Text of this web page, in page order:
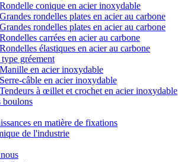
Rondelle conique en acier inoxydable
Grandes rondelles plates en acier au carbone
Grandes rondelles plates en acier au carbone
Rondelles carrées en acier au carbone
Rondelles élastiques en acier au carbone
gréement
Manille en acier inoxydable
Serre-câble en acier inoxydable
Tendeurs à œillet et crochet en acier inoxydable
boulons
en matière de fixations
de l'industrie